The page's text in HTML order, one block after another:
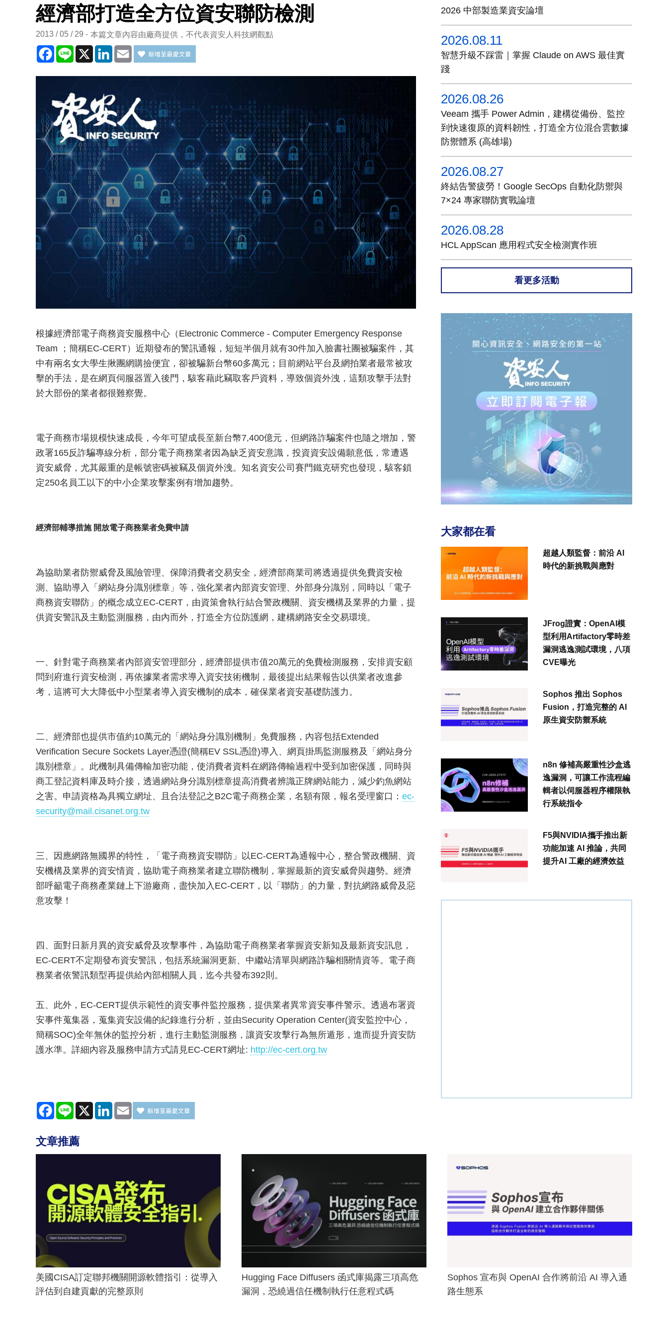
經濟部打造全方位資安聯防檢測
2013 / 05 / 29 本篇文章內容由廠商提供，不代表資安人科技網觀點
Facebook
Line X LinkedInEmail
根據經濟部電子商務資安服務中心（Electronic Commerce - Computer Emergency Response
Team ；簡稱EC-CERT）近期發布的警訊通報，短短半個月就有30件加入臉書社團被騙案件，其
中有兩名女大學生揪團網購撿便宜，卻被騙新台幣60多萬元；目前網站平台及網拍業者最常被攻
擊的手法，是在網頁伺服器置入後門，駭客藉此竊取客戶資料，導致個資外洩，這類攻擊手法對
於大部份的業者都很難察覺。
電子商務市場規模快速成長，今年可望成長至新台幣7,400億元，但網路詐騙案件也隨之增加，警
政署165反詐騙專線分析，部分電子商務業者因為缺乏資安意識，投資資安設備願意低，常遭遇
資安威脅，尤其嚴重的是帳號密碼被竊及個資外洩。知名資安公司賽門鐵克研究也發現，駭客鎖
定250名員工以下的中小企業攻擊案例有增加趨勢。
經濟部輔導措施 開放電子商務業者免費申請
為協助業者防禦威脅及風險管理、保障消費者交易安全，經濟部商業司將透過提供免費資安檢
測、協助導入「網站身分識別標章」等，強化業者內部資安管理、外部身分識別，同時以「電子
商務資安聯防」的概念成立EC-CERT，由資策會執行結合警政機關、資安機構及業界的力量，提
供資安警訊及主動監測服務，由內而外，打造全方位防護網，建構網路安全交易環境。
一、針對電子商務業者內部資安管理部分，經濟部提供市值20萬元的免費檢測服務，安排資安顧
問到府進行資安檢測，再依據業者需求導入資安技術機制，最後提出結果報告以供業者改進參
考，這將可大大降低中小型業者導入資安機制的成本，確保業者資安基礎防護力。
二、經濟部也提供市值約10萬元的「網站身分識別機制」免費服務，內容包括Extended
Verification Secure Sockets Layer憑證(簡稱EV SSL憑證)導入、網頁掛馬監測服務及「網站身分
識別標章」。此機制具備傳輸加密功能，使消費者資料在網路傳輸過程中受到加密保護，同時與
商工登記資料庫及時介接，透過網站身分識別標章提高消費者辨識正牌網站能力，減少釣魚網站
之害。申請資格為具獨立網址、且合法登記之B2C電子商務企業，名額有限，報名受理窗口： ec-
security@mail.cisanet.org.tw
三、因應網路無國界的特性，「電子商務資安聯防」以EC-CERT為通報中心，整合警政機關、資
安機構及業界的資安情資，協助電子商務業者建立聯防機制，掌握最新的資安威脅與趨勢。經濟
部呼籲電子商務產業鏈上下游廠商，盡快加入EC-CERT，以「聯防」的力量，對抗網路威脅及惡
意攻擊！
四、面對日新月異的資安威脅及攻擊事件，為協助電子商務業者掌握資安新知及最新資安訊息，
EC-CERT不定期發布資安警訊，包括系統漏洞更新、中繼站清單與網路詐騙相關情資等。電子商
務業者依警訊類型再提供給內部相關人員，迄今共發布392則。
五、此外，EC-CERT提供示範性的資安事件監控服務，提供業者異常資安事件警示。透過布署資
安事件蒐集器，蒐集資安設備的紀錄進行分析，並由Security Operation Center(資安監控中心，
簡稱SOC)全年無休的監控分析，進行主動監測服務，讓資安攻擊行為無所遁形，進而提升資安防
護水準。詳細內容及服務申請方式請見EC-CERT網址: http://ec-cert.org.tw
Facebook
Line X LinkedInEmail
2026 中部製造業資安論壇
2026.08.11
智慧升級不踩雷｜掌握 Claude on AWS 最佳實
踐
2026.08.26
Veeam 攜手 Power Admin，建構從備份、監控
到快速復原的資料韌性，打造全方位混合雲數據
防禦體系 (高雄場)
2026.08.27
終結告警疲勞！Google SecOps 自動化防禦與
7×24 專家聯防實戰論壇
2026.08.28
HCL AppScan 應用程式安全檢測實作班
看更多活動
大家都在看
超越人類監督：前沿 AI
時代的新挑戰與應對
JFrog證實：OpenAI模
型利用Artifactory零時差
漏洞逃逸測試環境，八項
CVE曝光
Sophos 推出 Sophos
Fusion，打造完整的 AI
原生資安防禦系統
n8n 修補高嚴重性沙盒逃
逸漏洞，可讓工作流程編
輯者以伺服器程序權限執
行系統指令
F5與NVIDIA攜手推出新
功能加速 AI 推論，共同
提升AI 工廠的經濟效益
文章推薦
美國CISA訂定聯邦機關開源軟體指引：從導入
評估到自建貢獻的完整原則
Hugging Face Diffusers 函式庫揭露三項高危
漏洞，恐繞過信任機制執行任意程式碼
Sophos 宣布與 OpenAI 合作將前沿 AI 導入通
路生態系